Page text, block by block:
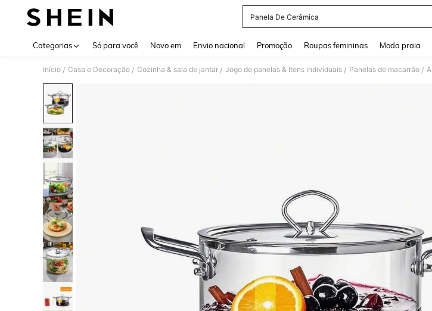
Panela De Cerâmica
Categorias Só para você Novo em Envio nacional Promoção Roupas femininas Moda praia
Início / Casa e Decoração / Cozinha & sala de jantar / Jogo de panelas & Itens individuais / Panelas de macarrão /